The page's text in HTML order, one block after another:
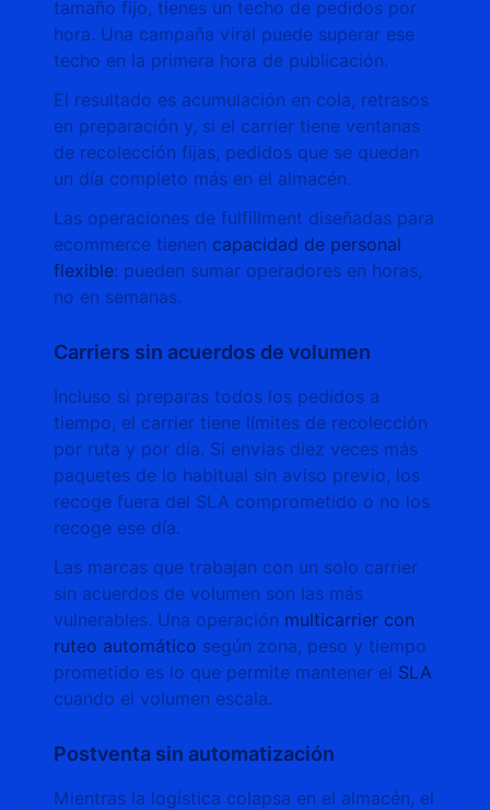
tamaño fijo, tienes un techo de pedidos por
hora. Una campaña viral puede superar ese
techo en la primera hora de publicación.
El resultado es acumulación en cola, retrasos
en preparación y, si el carrier tiene ventanas
de recolección fijas, pedidos que se quedan
un día completo más en el almacén.
Las operaciones de fulfillment diseñadas para
ecommerce tienen capacidad de personal
flexible: pueden sumar operadores en horas,
no en semanas.
Carriers sin acuerdos de volumen
Incluso si preparas todos los pedidos a
tiempo, el carrier tiene límites de recolección
por ruta y por día. Si envias diez veces más
paquetes de lo habitual sin aviso previo, los
recoge fuera del SLA comprometido o no los
recoge ese día.
Las marcas que trabajan con un solo carrier
sin acuerdos de volumen son las más
vulnerables. Una operación multicarrier con
ruteo automático según zona, peso y tiempo
prometido es lo que permite mantener el SLA
cuando el volumen escala.
Postventa sin automatización
Mientras la logística colapsa en el almacén, el